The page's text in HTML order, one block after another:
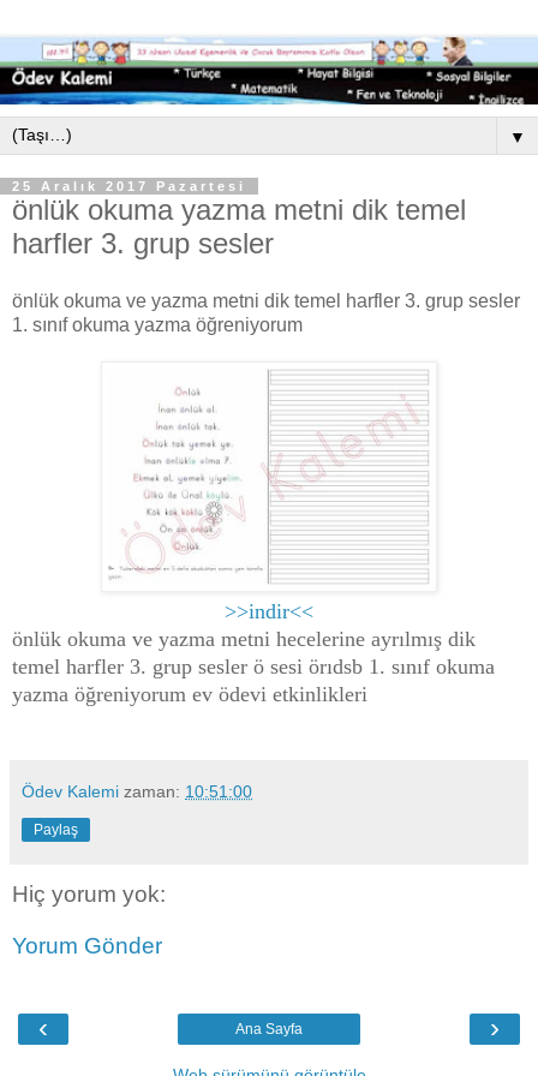
▼
25 Aralık 2017 Pazartesi
önlük okuma yazma metni dik temel
harfler 3. grup sesler
önlük okuma ve yazma metni dik temel harfler 3. grup sesler
1. sınıf okuma yazma öğreniyorum
>>indir<<
önlük okuma ve yazma metni hecelerine ayrılmış dik
temel harfler 3. grup sesler ö sesi örıdsb 1. sınıf okuma
yazma öğreniyorum ev ödevi etkinlikleri
Ödev Kalemi zaman: 10:51:00
Paylaş
Hiç yorum yok:
Yorum Gönder
‹ ›
Ana Sayfa